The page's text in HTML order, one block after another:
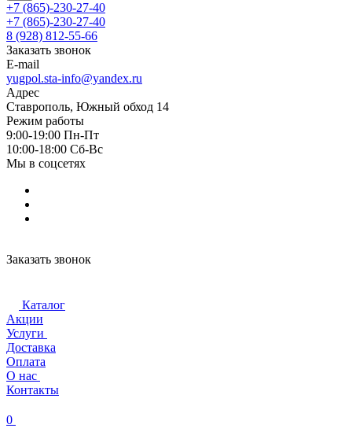
+7 (865)-230-27-40
+7 (865)-230-27-40
8 (928) 812-55-66
Заказать звонок
E-mail
yugpol.sta-info@yandex.ru
Адрес
Ставрополь, Южный обход 14
Режим работы
9:00-19:00 Пн-Пт
10:00-18:00 Cб-Вс
Мы в соцсетях
Заказать звонок
Каталог
Акции
Услуги
Доставка
Оплата
О нас
Контакты
0